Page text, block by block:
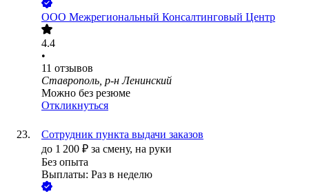
ООО Межрегиональный Консалтинговый Центр
4.4
•
11 отзывов
Ставрополь, р-н Ленинский
Можно без резюме
Откликнуться
Сотрудник пункта выдачи заказов
до 1 200 ₽ за смену, на руки
Без опыта
Выплаты: Раз в неделю